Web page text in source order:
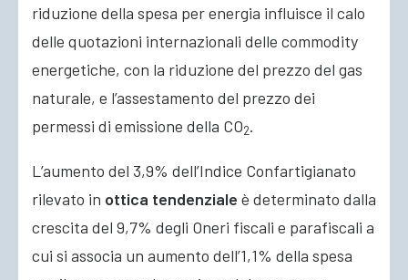
riduzione della spesa per energia influisce il calo
delle quotazioni internazionali delle commodity
energetiche, con la riduzione del prezzo del gas
naturale, e l’assestamento del prezzo dei
permessi di emissione della CO2.
L’aumento del 3,9% dell’Indice Confartigianato
rilevato in ottica tendenziale è determinato dalla
crescita del 9,7% degli Oneri fiscali e parafiscali a
cui si associa un aumento dell’1,1% della spesa